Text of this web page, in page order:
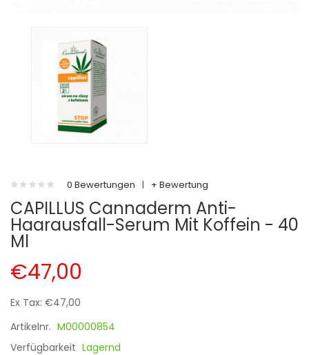
0 Bewertungen | + Bewertung
CAPILLUS Cannaderm Anti-
Haarausfall-Serum Mit Koffein - 40
Ml
€47,00
Ex Tax: €47,00
Artikelnr. M00000854
Verfügbarkeit Lagernd